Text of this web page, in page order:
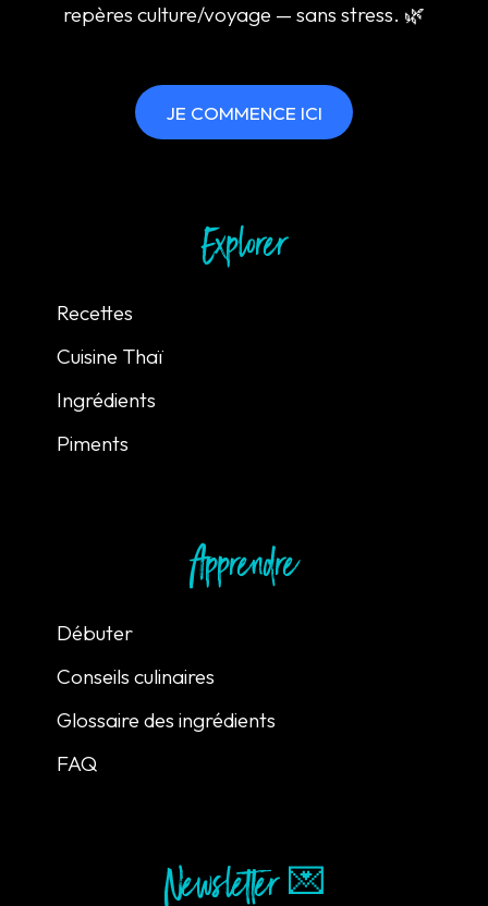
repères culture/voyage — sans stress. 🌿
JE COMMENCE ICI
Explorer
Recettes
Cuisine Thaï
Ingrédients
Piments
Apprendre
Débuter
Conseils culinaires
Glossaire des ingrédients
FAQ
Newsletter 💌